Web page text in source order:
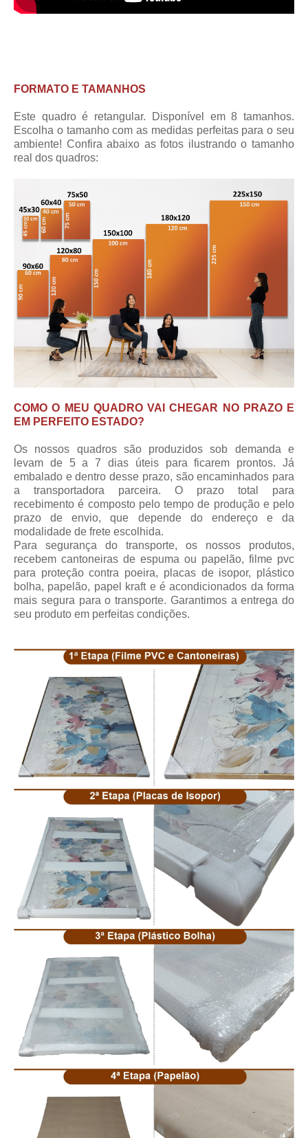
FORMATO E TAMANHOS
Este quadro é retangular. Disponível em 8 tamanhos.
Escolha o tamanho com as medidas perfeitas para o seu
ambiente! Confira abaixo as fotos ilustrando o tamanho
real dos quadros:
COMO O MEU QUADRO VAI CHEGAR NO PRAZO E
EM PERFEITO ESTADO?
Os nossos quadros são produzidos sob demanda e
levam de 5 a 7 dias úteis para ficarem prontos. Já
embalado e dentro desse prazo, são encaminhados para
a transportadora parceira. O prazo total para
recebimento é composto pelo tempo de produção e pelo
prazo de envio, que depende do endereço e da
modalidade de frete escolhida.
Para segurança do transporte, os nossos produtos,
recebem cantoneiras de espuma ou papelão, filme pvc
para proteção contra poeira, placas de isopor, plástico
bolha, papelão, papel kraft e é acondicionados da forma
mais segura para o transporte. Garantimos a entrega do
seu produto em perfeitas condições.